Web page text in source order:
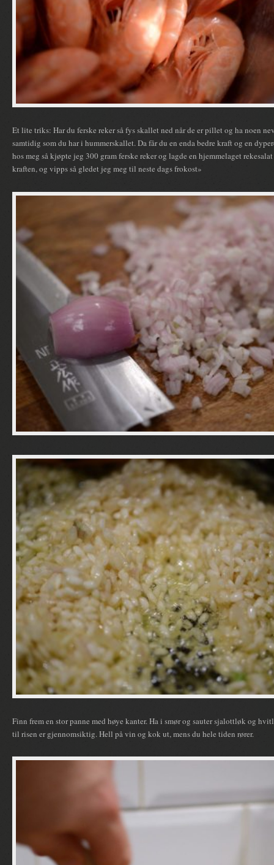
Et lite triks: Har du ferske reker så fys skallet ned når de er pillet og ha noen
samtidig som du har i hummerskallet. Da får du en enda bedre kraft og en
hos meg så kjøpte jeg 300 gram ferske reker og lagde en hjemmelaget
kraften, og vipps så gledet jeg meg til neste dags frokost»
Finn frem en stor panne med høye kanter. Ha i smør og sauter sjalottløk og
til risen er gjennomsiktig. Hell på vin og kok ut, mens du hele tiden rører.